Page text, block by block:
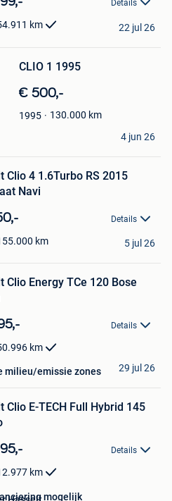
Details
km 22 jul 26
CLIO 1 1995
€ 500,-
1995 130.000 km
4 jun 26
Clio 4 1.6Turbo RS 2015
Navi
Details
km 5 jul 26
Clio Energy TCe 120 Bose
Details
km
milieu/emissie zones 29 jul 26
Clio E-TECH Full Hybrid 145
Details
km
mogelijk